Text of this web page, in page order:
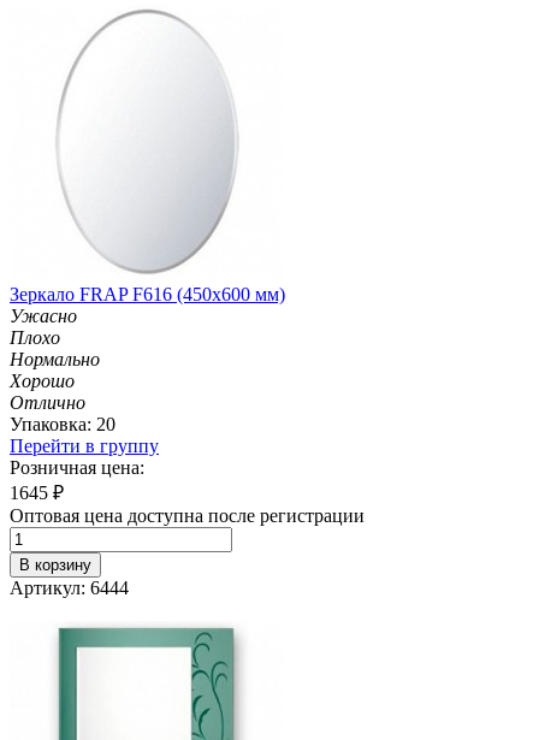
Зеркало FRAP F616 (450х600 мм)
Ужасно
Плохо
Нормально
Хорошо
Отлично
Упаковка: 20
Перейти в группу
Розничная цена:
1645 ₽
Оптовая цена доступна после регистрации
В корзину
Артикул: 6444